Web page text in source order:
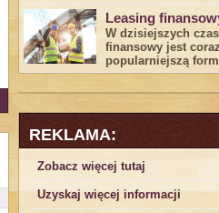
Leasing
W dzisiejszych
finansowy jest ⁢coraz
popularniejszą
REKLAMA:
Zobacz więcej tutaj
Uzyskaj więcej informacji